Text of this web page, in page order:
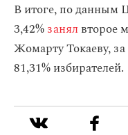
В итоге, по данным
3,42%занял второе
Жомарту Токаеву,
81,31% избирателей.